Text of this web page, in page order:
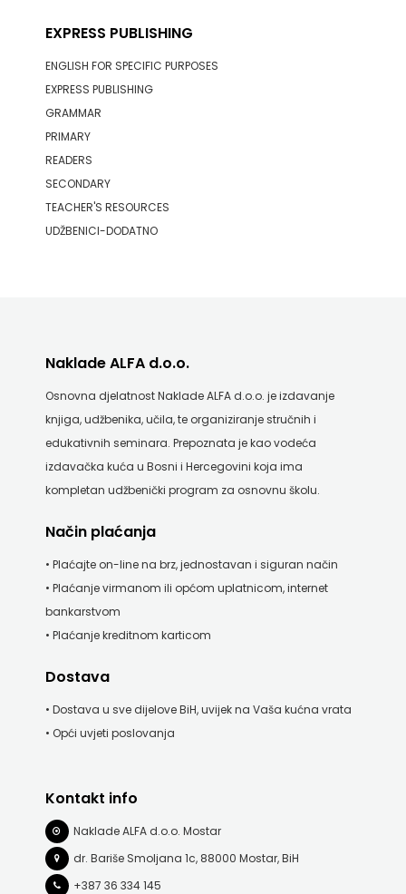
EXPRESS PUBLISHING
ENGLISH FOR SPECIFIC PURPOSES
EXPRESS PUBLISHING
GRAMMAR
PRIMARY
READERS
SECONDARY
TEACHER'S RESOURCES
UDŽBENICI-DODATNO
Naklade ALFA d.o.o.
Osnovna djelatnost Naklade ALFA d.o.o. je izdavanje
knjiga, udžbenika, učila, te organiziranje stručnih i
edukativnih seminara. Prepoznata je kao vodeća
izdavačka kuća u Bosni i Hercegovini koja ima
kompletan udžbenički program za osnovnu školu.
Način plaćanja
• Plaćajte on-line na brz, jednostavan i siguran način
• Plaćanje virmanom ili općom uplatnicom, internet
bankarstvom
• Plaćanje kreditnom karticom
Dostava
• Dostava u sve dijelove BiH, uvijek na Vaša kućna vrata
• Opći uvjeti poslovanja
Kontakt info
Naklade ALFA d.o.o. Mostar
dr. Bariše Smoljana 1c, 88000 Mostar, BiH
+387 36 334 145